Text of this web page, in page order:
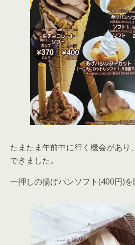
たまたま午前中に行く機会があり
できました。
一押しの揚げパンソフト(400円)を